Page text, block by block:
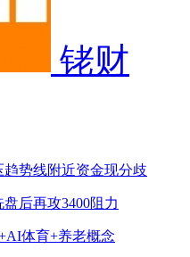
铑财
趋势线附近资金现分歧
盘后再攻3400阻力
体育+养老概念